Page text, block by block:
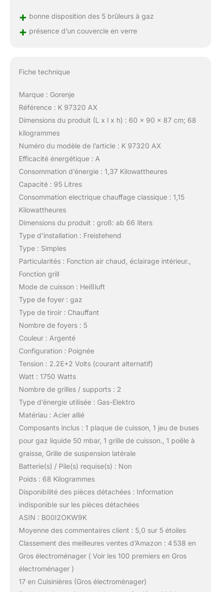
+ bonne disposition des 5 brûleurs à gaz
+ présence d’un couvercle en verre
Fiche technique
Marque : Gorenje
Référence : K 97320 AX
Dimensions du produit (L x l x h) : 60 x 90 x 87 cm; 68
kilogrammes
Numéro du modèle de l’article : K 97320 AX
Efficacité énergétique : A
Consommation d’énergie : 1,37 Kilowattheures
Capacité : 95 Litres
Consommation electrique chauffage classique : 1,15
Kilowattheures
Dimensions du produit : groß: ab 66 liters
Type d’installation : Freistehend
Type : Simples
Particularités : Fonction air chaud, éclairage intérieur.,
Fonction grill
Mode de cuisson : Heißluft
Type de foyer : gaz
Type de tiroir : Chauffant
Nombre de foyers : 5
Couleur : Argenté
Configuration : Poignée
Tension : 2.2E+2 Volts (courant alternatif)
Watt : 1750 Watts
Nombre de grilles / supports : 2
Type d’énergie utilisée : Gas-Elektro
Matériau : Acier allié
Composants inclus : 1 plaque de cuisson, 1 jeu de buses
pour gaz liquide 50 mbar, 1 grille de cuisson., 1 poêle à
graisse, Grille de suspension latérale
Batterie(s) / Pile(s) requise(s) : Non
Poids : 68 Kilogrammes
Disponibilité des pièces détachées : Information
indisponible sur les pièces détachées
ASIN : B00I2OKW9K
Moyenne des commentaires client : 5,0 sur 5 étoiles
Classement des meilleures ventes d’Amazon : 4 538 en
Gros électroménager ( Voir les 100 premiers en Gros
électroménager )
17 en Cuisinières (Gros électroménager)